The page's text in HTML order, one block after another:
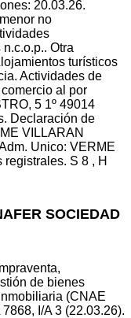
20.03.26.
no
Otra
turísticos
Actividades de
al por
5 1º 49014
Declaración de
VILLARAN
Unico: VERME
S 8 , H
SOCIEDAD
de bienes
(CNAE
I/A 3 (22.03.26).